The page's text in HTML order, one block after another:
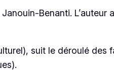
Benanti. L’auteur
suit le déroulé des